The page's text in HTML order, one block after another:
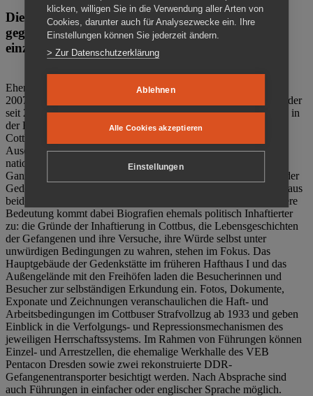
Die Gedenkstätte Zuchthaus Cottbus ist ein Ort
gegen das Vergessen. Anschaulich, nah und
einzigartig.
Ehemalige politische Häftlinge der DDR gründeten im Oktober
2007 den Verein Menschenrechtszentrum Cottbus e. V. (MRZ), der
seit 2011 Eigentümer des ehemaligen Gefängnisses (1860-2002) in
der Bautzener Straße und Träger der Gedenkstätte Zuchthaus
Cottbus ist. Im Zentrum der Arbeit der Gedenkstätte steht die
Auseinandersetzung mit politischem Unrecht während der
nationalsozialistischen Terrorherrschaft und der SED-Diktatur.
Ganzjährig zeigen mehrere Dauer- und Sonderausstellungen in der
Gedenkstätte Zuchthaus Cottbus Beispiele politischen Unrechts aus
beiden deutschen Diktaturen des 20. Jahrhunderts. Eine besondere
Bedeutung kommt dabei Biografien ehemals politisch Inhaftierter
zu: die Gründe der Inhaftierung in Cottbus, die Lebensgeschichten
der Gefangenen und ihre Versuche, ihre Würde selbst unter
unwürdigen Bedingungen zu wahren, stehen im Fokus. Das
Hauptgebäude der Gedenkstätte im früheren Hafthaus I und das
Außengelände mit den Freihöfen laden die Besucherinnen und
Besucher zur selbständigen Erkundung ein. Fotos, Dokumente,
Exponate und Zeichnungen veranschaulichen die Haft- und
Arbeitsbedingungen im Cottbuser Strafvollzug ab 1933 und geben
Einblick in die Verfolgungs- und Repressionsmechanismen des
jeweiligen Herrschaftssystems. Im Rahmen von Führungen können
Einzel- und Arrestzellen, die ehemalige Werkhalle des VEB
Pentacon Dresden sowie zwei rekonstruierte DDR-
Gefangenentransporter besichtigt werden. Nach Absprache sind
auch Führungen in einfacher oder englischer Sprache möglich.
klicken, willigen Sie in die Verwendung aller Arten von
Cookies, darunter auch für Analysezwecke ein. Ihre
Einstellungen können Sie jederzeit ändern.
> Zur Datenschutzerklärung
Ablehnen
Alle Cookies akzeptieren
Einstellungen